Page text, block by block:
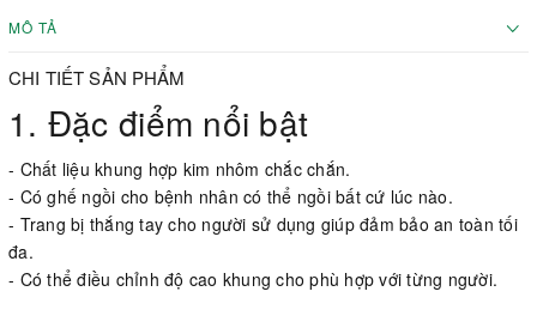
MÔ TẢ
CHI TIẾT SẢN PHẨM
1. Đặc điểm nổi bật
- Chất liệu khung hợp kim nhôm chắc chắn.
- Có ghế ngồi cho bệnh nhân có thể ngồi bất cứ lúc nào.
- Trang bị thắng tay cho người sử dụng giúp đảm bảo an toàn tối
đa.
- Có thể điều chỉnh độ cao khung cho phù hợp với từng người.